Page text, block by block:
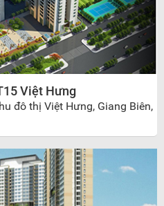
Việt Hưng
đô thị Việt Hưng, Giang Biên,